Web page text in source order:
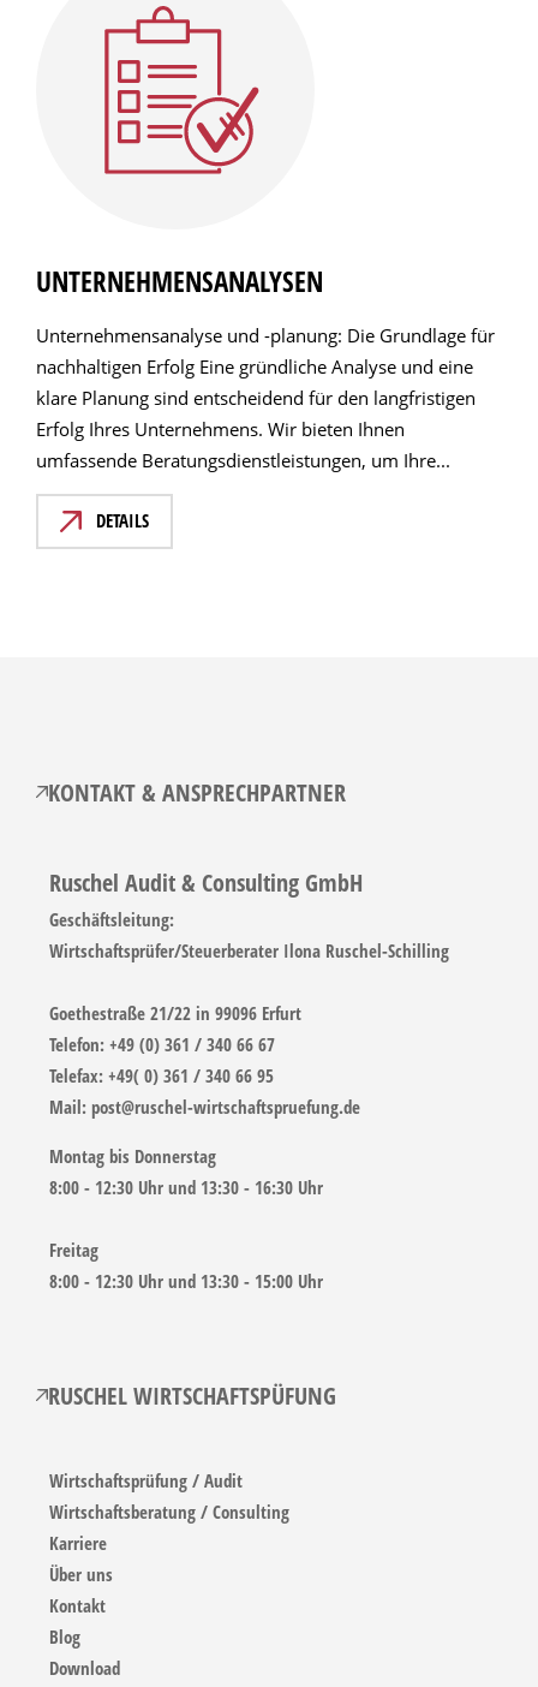
UNTERNEHMENSANALYSEN
Unternehmensanalyse und -planung: Die Grundlage für
nachhaltigen Erfolg Eine gründliche Analyse und eine
klare Planung sind entscheidend für den langfristigen
Erfolg Ihres Unternehmens. Wir bieten Ihnen
umfassende Beratungsdienstleistungen, um Ihre...
DETAILS
KONTAKT & ANSPRECHPARTNER
Ruschel Audit & Consulting GmbH
Geschäftsleitung:
Wirtschaftsprüfer/Steuerberater Ilona Ruschel-Schilling
Goethestraße 21/22 in 99096 Erfurt
Telefon: +49 (0) 361 / 340 66 67
Telefax: +49( 0) 361 / 340 66 95
Mail: post@ruschel-wirtschaftspruefung.de
Montag bis Donnerstag
8:00 - 12:30 Uhr und 13:30 - 16:30 Uhr
Freitag
8:00 - 12:30 Uhr und 13:30 - 15:00 Uhr
RUSCHEL WIRTSCHAFTSPÜFUNG
Wirtschaftsprüfung / Audit
Wirtschaftsberatung / Consulting
Karriere
Über uns
Kontakt
Blog
Download